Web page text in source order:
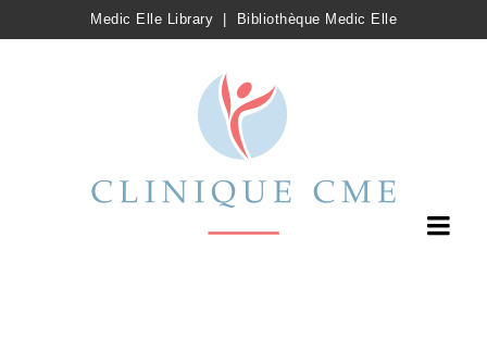
Medic Elle Library Bibliothèque Medic Elle